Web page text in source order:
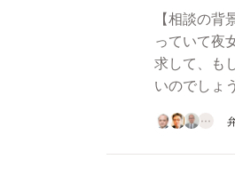
【相談の
っていて夜女
求して、も
いのでしょ